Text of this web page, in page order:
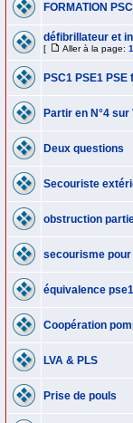
FORMATION
défibrillateur et
[ Aller à la page: 1
PSC1 PSE1
Partir en N°4
Deux questions
Secouriste
obstruction
secourisme pour
équivalence pse1
Coopération
LVA & PLS
Prise de pouls